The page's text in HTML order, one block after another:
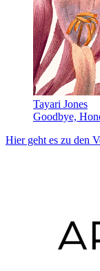
Tayari Jones
Goodbye,
Hier geht es zu den